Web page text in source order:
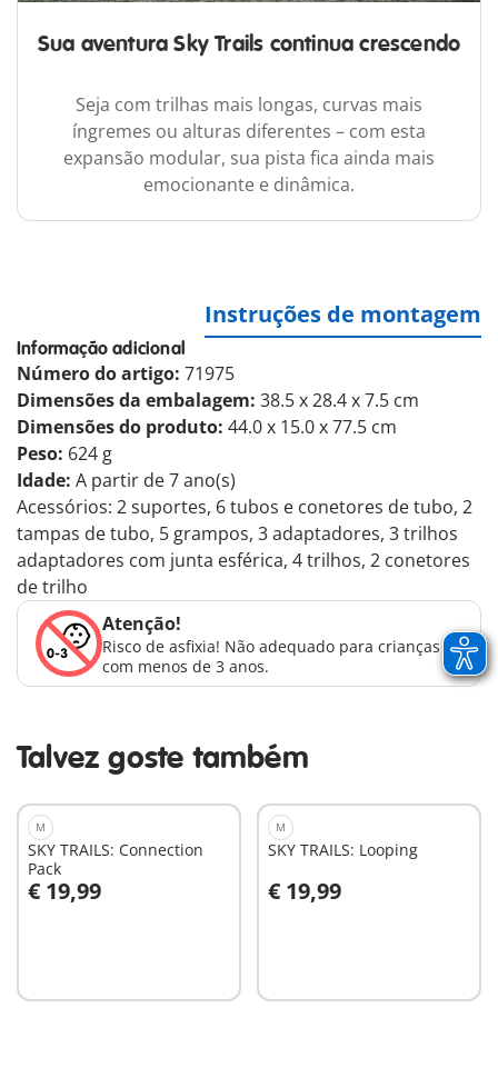
Sua aventura Sky Trails continua crescendo
Seja com trilhas mais longas, curvas mais
íngremes ou alturas diferentes – com esta
expansão modular, sua pista fica ainda mais
emocionante e dinâmica.
Instruções de montagem
Informação adicional
Número do artigo: 71975
Dimensões da embalagem: 38.5 x 28.4 x 7.5 cm
Dimensões do produto: 44.0 x 15.0 x 77.5 cm
Peso: 624 g
Idade: A partir de 7 ano(s)
Acessórios: 2 suportes, 6 tubos e conetores de tubo, 2
tampas de tubo, 5 grampos, 3 adaptadores, 3 trilhos
adaptadores com junta esférica, 4 trilhos, 2 conetores
de trilho
Atenção!
Risco de asfixia! Não adequado para crianças
com menos de 3 anos.
Talvez goste também
M
SKY TRAILS: Connection
Pack
€ 19,99
Ao carrinho
M
SKY TRAILS: Looping
€ 19,99
Ao carrinho